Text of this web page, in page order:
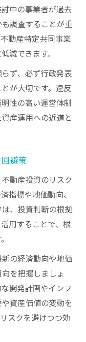
中の事業者が過去
調査することが重
動産特定共同事業
減できます。
ず、必ず行政発表
が大切です。違反
性の高い運営体制
産運用への近道と
避策
動産投資のリスク
指標や地価動向、
、投資判断の根拠
用することで、根
の経済動向や地価
を把握しましょ
開発計画やインフ
資産価値の変動を
スクを避けつつ効